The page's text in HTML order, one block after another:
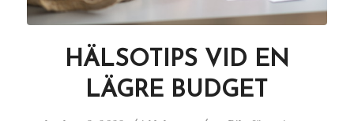
HÄLSOTIPS VID EN
LÄGRE BUDGET